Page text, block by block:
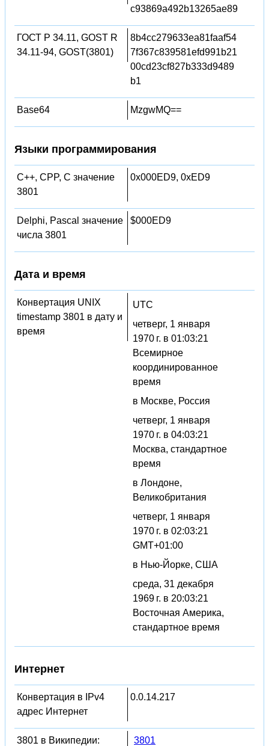
c93869a492b13265ae89
ГОСТ Р 34.11, GOST R
34.11-94, GOST(3801)
8b4cc279633ea81faaf54
7f367c839581efd991b21
00cd23cf827b333d9489
b1
Base64 MzgwMQ==
Языки программирования
C++, CPP, C значение
3801
0x000ED9, 0xED9
Delphi, Pascal значение
числа 3801
$000ED9
Дата и время
Конвертация UNIX
timestamp 3801 в дату и
время
UTC
четверг, 1 января
1970 г. в 01:03:21
Всемирное
координированное
время
в Москве, Россия
четверг, 1 января
1970 г. в 04:03:21
Москва, стандартное
время
в Лондоне,
Великобритания
четверг, 1 января
1970 г. в 02:03:21
GMT+01:00
в Нью-Йорке, США
среда, 31 декабря
1969 г. в 20:03:21
Восточная Америка,
стандартное время
Интернет
Конвертация в IPv4
адрес Интернет
0.0.14.217
3801 в Википедии: 3801